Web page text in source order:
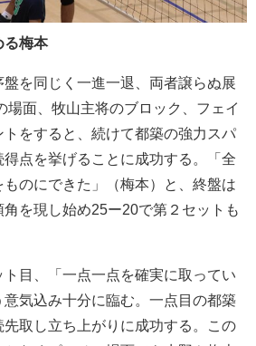
る梅本
を同じく一進一退、両者譲らぬ展
場面、牧山主将のブロック、フェイ
をすると、続けて都築の強力スパ
点を挙げることに成功する。「全
ものにできた」（梅本）と、終盤は
を現し始め25ー20で第２セットも
目、「一点一点を確実に取ってい
気込み十分に臨む。一点目の都築
取し立ち上がりに成功する。この